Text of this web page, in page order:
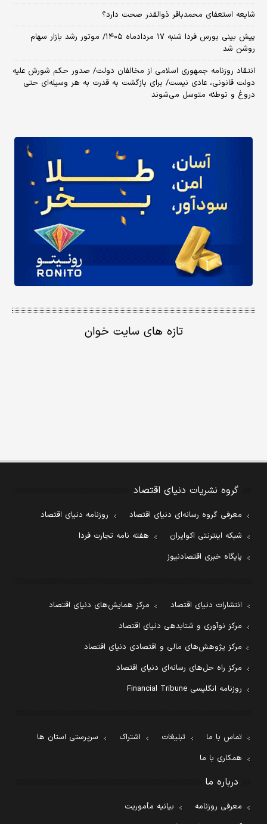
شایعه استعفای محمدباقر ذوالقدر صحت دارد؟
پیش بینی بورس فردا شنبه ۱۷ مردادماه ۱۴۰۵/ موتور رشد بازار سهام
روشن شد
انتقاد روزنامه جمهوری اسلامی از مخالفان دولت/ صدور حکم شورش علیه
دولت قانونی، عادی نیست/ برای بازگشت به قدرت به هر وسیله‌ای حتی
دروغ و توطئه متوسل می‌شوند
تازه های سایت خوان
گروه نشریات دنیای اقتصاد
معرفی گروه رسانه‌ای دنیای اقتصاد
روزنامه دنیای اقتصاد
شبکه اینترنتی اکوایران
هفته نامه تجارت فردا
پایگاه خبری اقتصادنیوز
انتشارات دنیای اقتصاد
مرکز همایش‌های دنیای اقتصاد
مرکز نوآوری و شتابدهی دنیای اقتصاد
مرکز پژوهش‌های مالی و اقتصادی دنیای اقتصاد
مرکز راه حل‌های رسانه‌ای دنیای اقتصاد
روزنامه انگلیسی Financial Tribune
تماس با ما تبلیغات اشتراک
سرپرستی استان ها
همکاری با ما
درباره ما
معرفی روزنامه
بیانیه مأموریت